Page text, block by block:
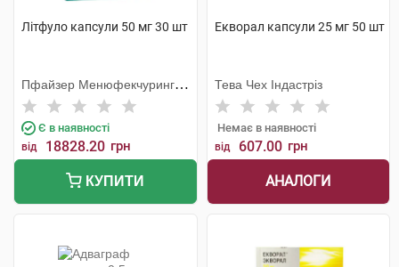
Літфуло капсули 50 мг 30 шт
Пфайзер Менюфекчуринг
Дойчленд
Є в наявності
від 18828.20 грн
КУПИТИ
Екворал капсули 25 мг 50 шт
Тева Чех Індастріз
Немає в наявності
від 607.00 грн
АНАЛОГИ